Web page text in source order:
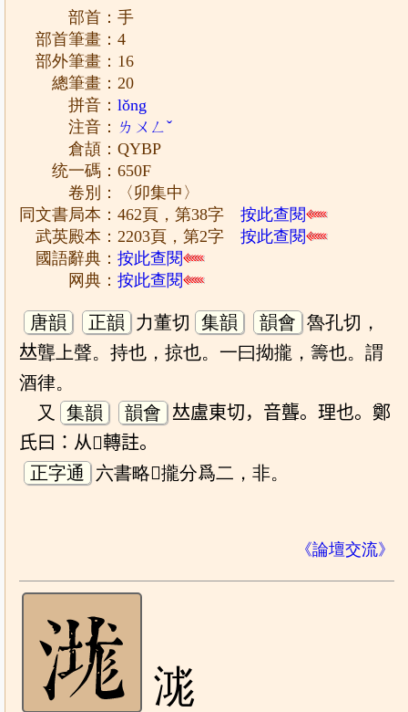
部首：手
部首筆畫：4
部外筆畫：16
總筆畫：20
拼音：lǒng
注音： ㄌㄨㄥˇ
倉頡：QYBP
统一碼：650F
卷別：〈卯集中〉
同文書局本：462頁，第38字按此查閱
武英殿本：2203頁，第2字按此查閱
國語辭典：按此查閱
网典：按此查閱
唐韻 正韻 力董切 集韻 韻會 魯孔切，
𠀤聾上聲。持也，掠也。一曰拗攏，籌也。謂
酒律。
又
集韻 韻會
𠀤盧東切，音聾。理也。鄭
氏曰：从𢸭轉註。
正字通
六書略𢸭攏分爲二，非。
《論壇交流》
㴳